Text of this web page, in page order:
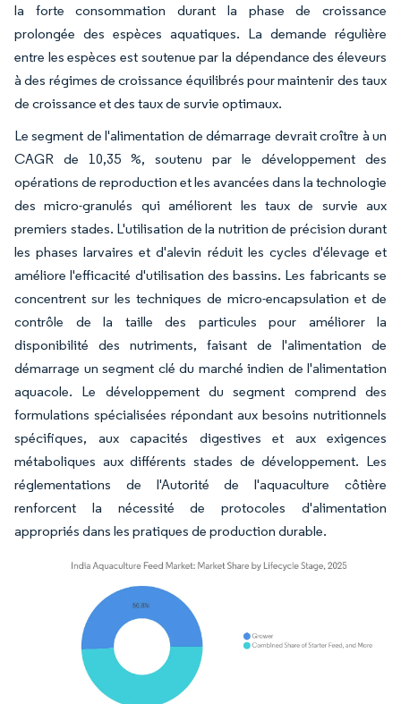
la forte consommation durant la phase de croissance
prolongée des espèces aquatiques. La demande régulière
entre les espèces est soutenue par la dépendance des éleveurs
à des régimes de croissance équilibrés pour maintenir des taux
de croissance et des taux de survie optimaux.
Le segment de l'alimentation de démarrage devrait croître à un
CAGR de 10,35 %, soutenu par le développement des
opérations de reproduction et les avancées dans la technologie
des micro-granulés qui améliorent les taux de survie aux
premiers stades. L'utilisation de la nutrition de précision durant
les phases larvaires et d'alevin réduit les cycles d'élevage et
améliore l'efficacité d'utilisation des bassins. Les fabricants se
concentrent sur les techniques de micro-encapsulation et de
contrôle de la taille des particules pour améliorer la
disponibilité des nutriments, faisant de l'alimentation de
démarrage un segment clé du marché indien de l'alimentation
aquacole. Le développement du segment comprend des
formulations spécialisées répondant aux besoins nutritionnels
spécifiques, aux capacités digestives et aux exigences
métaboliques aux différents stades de développement. Les
réglementations de l'Autorité de l'aquaculture côtière
renforcent la nécessité de protocoles d'alimentation
appropriés dans les pratiques de production durable.